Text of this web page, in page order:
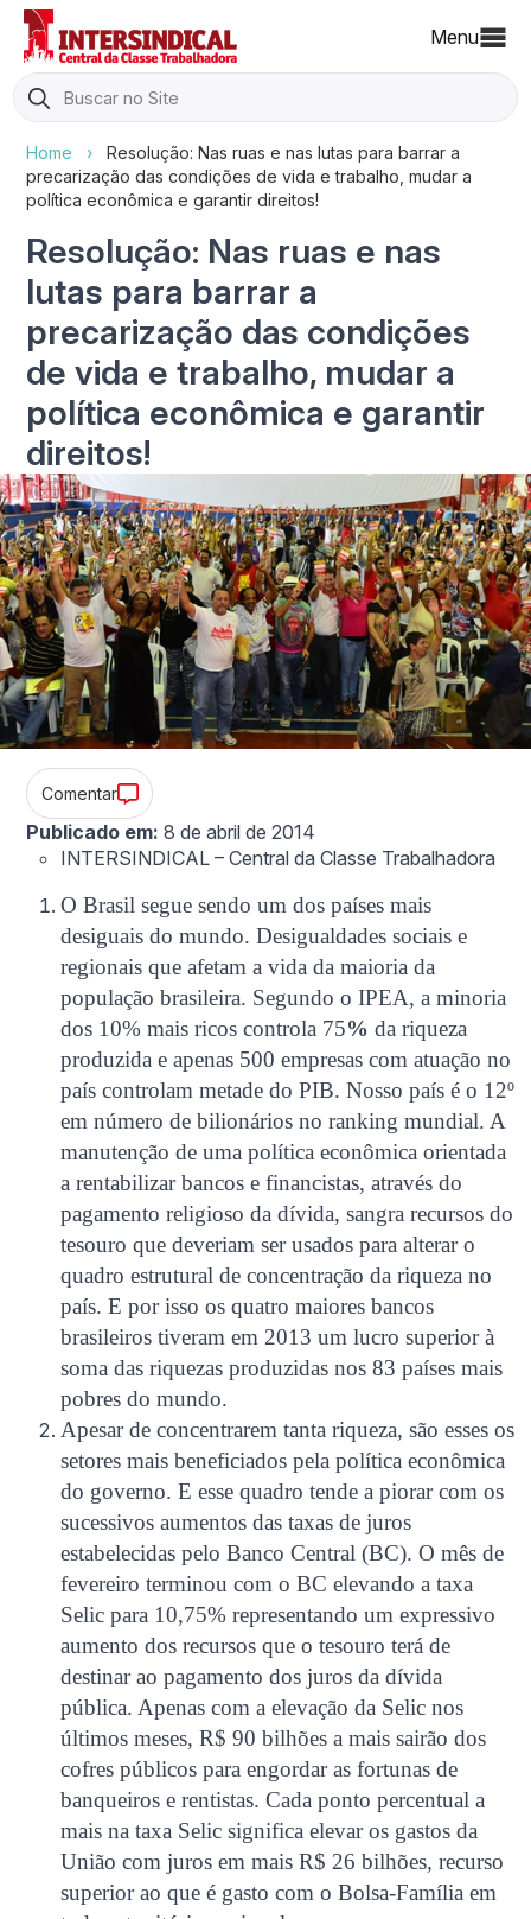
Menu
Search
for:
Home ›
Resolução: Nas ruas e nas lutas para barrar a
precarização das condições de vida e trabalho, mudar a
política econômica e garantir direitos!
Resolução: Nas ruas e nas
lutas para barrar a
precarização das condições
de vida e trabalho, mudar a
política econômica e garantir
direitos!
Comentar
Publicado em: 8 de abril de 2014
INTERSINDICAL – Central da Classe Trabalhadora
O Brasil segue sendo um dos países mais
desiguais do mundo. Desigualdades sociais e
regionais que afetam a vida da maioria da
população brasileira. Segundo o IPEA, a minoria
dos 10% mais ricos controla 75%da riqueza
produzida e apenas 500 empresas com atuação no
país controlam metade do PIB. Nosso país é o 12º
em número de bilionários no ranking mundial. A
manutenção de uma política econômica orientada
a rentabilizar bancos e financistas, através do
pagamento religioso da dívida, sangra recursos do
tesouro que deveriam ser usados para alterar o
quadro estrutural de concentração da riqueza no
país. E por isso os quatro maiores bancos
brasileiros tiveram em 2013 um lucro superior à
soma das riquezas produzidas nos 83 países mais
pobres do mundo.
Apesar de concentrarem tanta riqueza, são esses os
setores mais beneficiados pela política econômica
do governo. E esse quadro tende a piorar com os
sucessivos aumentos das taxas de juros
estabelecidas pelo Banco Central (BC). O mês de
fevereiro terminou com o BC elevando a taxa
Selic para 10,75% representando um expressivo
aumento dos recursos que o tesouro terá de
destinar ao pagamento dos juros da dívida
pública. Apenas com a elevação da Selic nos
últimos meses, R$ 90 bilhões a mais sairão dos
cofres públicos para engordar as fortunas de
banqueiros e rentistas. Cada ponto percentual a
mais na taxa Selic significa elevar os gastos da
União com juros em mais R$ 26 bilhões, recurso
superior ao que é gasto com o Bolsa-Família em